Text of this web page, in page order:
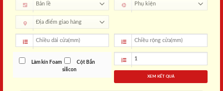
Làm kín Foam
Cột Bắn
silicon
XEM KẾT QUẢ